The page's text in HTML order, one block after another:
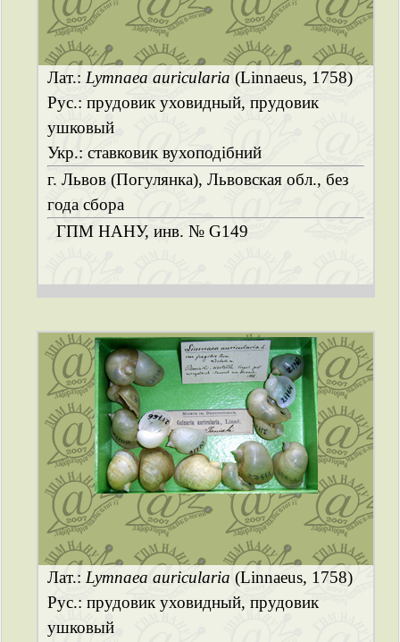
Лат.: Lymnaea auricularia (Linnaeus, 1758)
Рус.: прудовик уховидный, прудовик
ушковый
Укр.: ставковик вухоподібний
г. Львов (Погулянка), Львовская обл., без
года сбора
ГПМ НАНУ, инв. № G149
Лат.: Lymnaea auricularia (Linnaeus, 1758)
Рус.: прудовик уховидный, прудовик
ушковый